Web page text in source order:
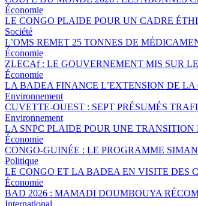
Économie
LE CONGO PLAIDE POUR UN CADRE
Société
L’OMS REMET 25 TONNES DE
Économie
ZLECAf : LE GOUVERNEMENT MIS SUR
Économie
LA BADEA FINANCE L’EXTENSION DE
Environnement
CUVETTE-OUEST : SEPT PRÉSUMÉS
Environnement
LA SNPC PLAIDE POUR UNE TRANSITION
Économie
CONGO-GUINÉE : LE PROGRAMME
Politique
LE CONGO ET LA BADEA EN VISITE DES
Économie
BAD 2026 : MAMADI DOUMBOUYA
International